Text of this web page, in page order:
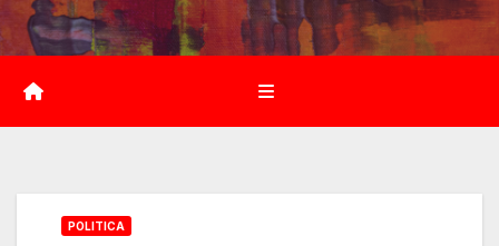
Saltar
al
contenido
POLITICA